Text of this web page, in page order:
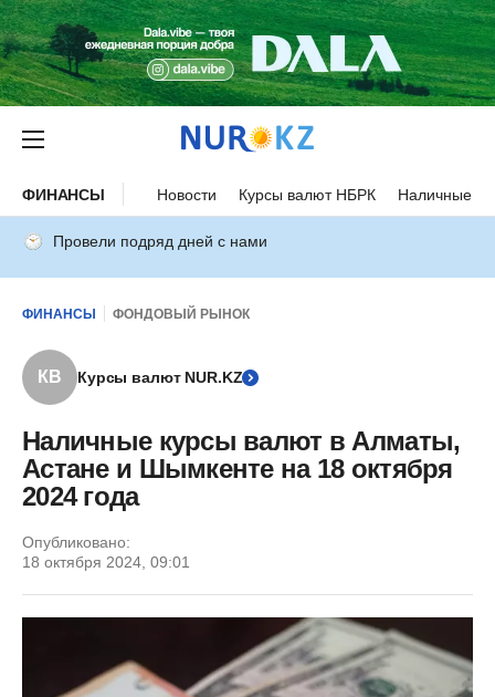
ФИНАНСЫ Новости Курсы валют НБРК Наличные
Провели подряд дней с нами
ФИНАНСЫ ФОНДОВЫЙ РЫНОК
КВ Курсы валют NUR.KZ
Наличные курсы валют в Алматы,
Астане и Шымкенте на 18 октября
2024 года
Опубликовано:
18 октября 2024, 09:01